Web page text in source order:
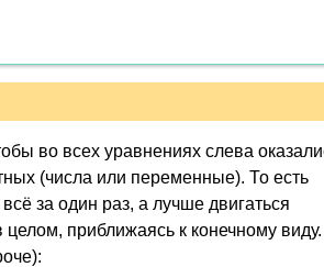
во всех уравнениях слева
(числа или переменные). То есть
за один раз, а лучше двигаться
приближаясь к конечному виду.